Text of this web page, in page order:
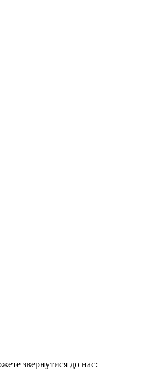
звернутися до нас: